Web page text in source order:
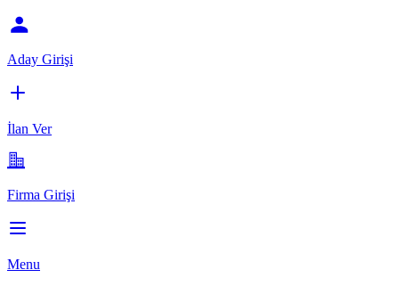
Aday Girişi
İlan Ver
Firma Girişi
Menu